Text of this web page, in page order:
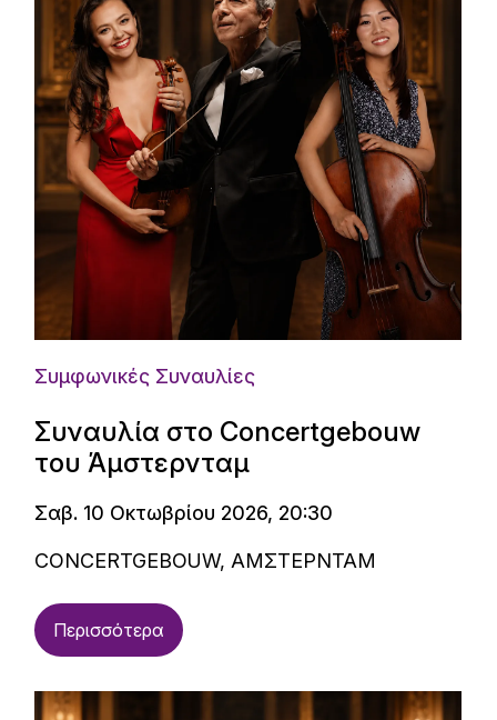
Συμφωνικές Συναυλίες
Συναυλία στο Concertgebouw
του Άμστερνταμ
Σαβ. 10 Οκτωβρίου 2026, 20:30
CONCERTGEBOUW, ΑΜΣΤΕΡΝΤΑΜ
Περισσότερα